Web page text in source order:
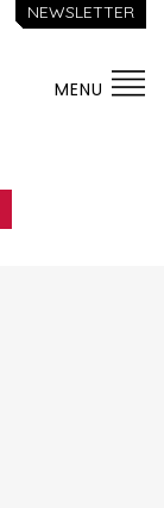
NEWSLETTER
MENU